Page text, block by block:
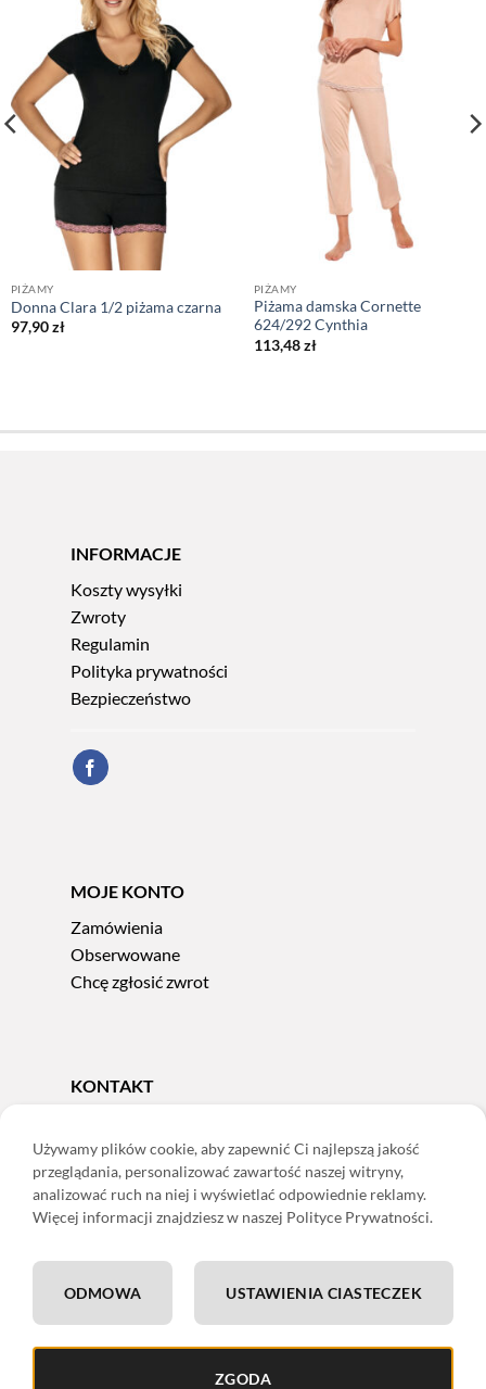
PIŻAMY
Donna Clara 1/2 piżama czarna
97,90zł
PIŻAMY
Piżama damska Cornette
624/292 Cynthia
113,48zł
INFORMACJE
Koszty wysyłki
Zwroty
Regulamin
Polityka prywatności
Bezpieczeństwo
MOJE KONTO
Zamówienia
Obserwowane
Chcę zgłosić zwrot
KONTAKT
e-mail:sklep@adoris.pl
poniedziałek - piątek 8:00-16:00
Adoris Dorota Święcka
58-502 Jelenia Góra
ING: 22 1050 1751 1000 0091 0971 2688
Używamy plików cookie, aby zapewnić Ci najlepszą jakość
przeglądania, personalizować zawartość naszej witryny,
analizować ruch na niej i wyświetlać odpowiednie reklamy.
Więcej informacji znajdziesz w naszej Polityce Prywatności.
ZGODA
USTAWIENIA CIASTECZEK
ODMOWA